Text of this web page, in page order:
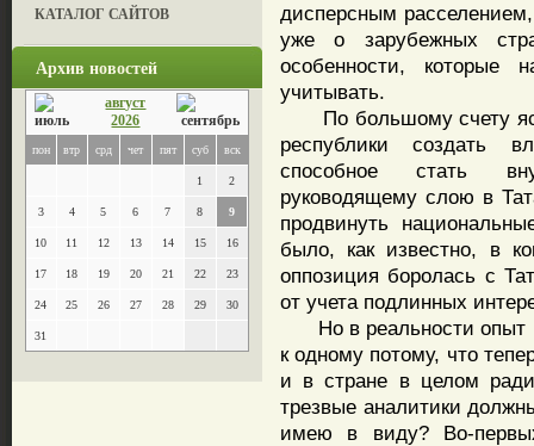
КАТАЛОГ САЙТОВ
Архив новостей
август
2026
пон втр срд чет пят суб вск
1 2
3 4 5 6 7 8 9
10 11 12 13 14 15 16
17 18 19 20 21 22 23
24 25 26 27 28 29 30
31
дисперсным
уже о зарубежных
особенности, которые
учитывать.
По большому счету
республики создать
способное стать
руководящему слою в
продвинуть
было, как известно, в
оппозиция боролась с
от учета подлинных
Но в реальности опыт
к одному потому, что
и в стране в целом
трезвые аналитики
имею в виду? Во-